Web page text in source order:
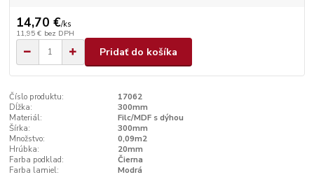
14,70 €/ks
11,95 € bez DPH
Pridať do košíka
Číslo produktu:
17062
Dĺžka:
300mm
Materiál:
Filc/MDF s dýhou
Šírka:
300mm
Množstvo:
0,09m2
Hrúbka:
20mm
Farba podklad:
Čierna
Farba lamiel:
Modrá